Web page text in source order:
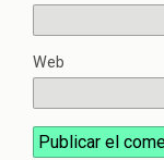
Web